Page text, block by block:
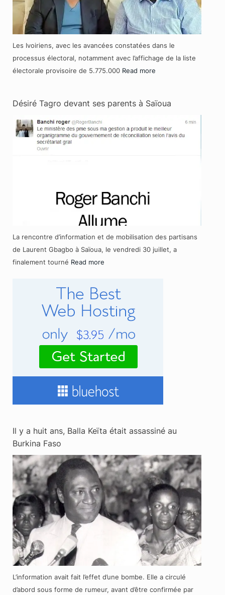
Les Ivoiriens, avec les avancées constatées dans le
processus électoral, notamment avec l’affichage de la liste
électorale provisoire de 5.775.000 Read more
Désiré Tagro devant ses parents à Saïoua
La rencontre d’information et de mobilisation des partisans
de Laurent Gbagbo à Saïoua, le vendredi 30 juillet, a
finalement tourné Read more
Il y a huit ans, Balla Keïta était assassiné au
Burkina Faso
L’information avait fait l’effet d’une bombe. Elle a circulé
d’abord sous forme de rumeur, avant d’être confirmée par